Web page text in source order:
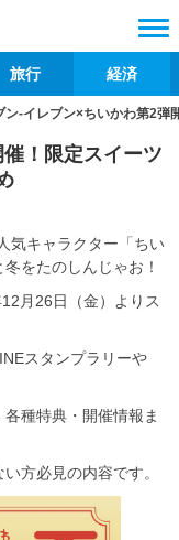
旅行 経済
ン‐イレブン×ちいかわ第2弾
！限定スイーツ
気キャラクター「ちい
をたのしんじゃお！
月26日（金）よりス
スタンプラリーや
種特典・開催情報ま
方必見の内容です。